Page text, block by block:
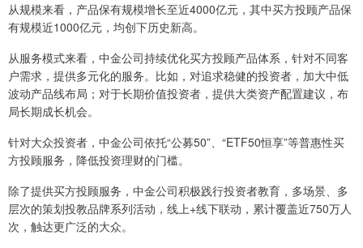
从规模来看，产品保有规模增长至近4000亿元，其中买方投顾产品保
有规模近1000亿元，均创下历史新高。
从服务模式来看，中金公司持续优化买方投顾产品体系，针对不同客
户需求，提供多元化的服务。比如，对追求稳健的投资者，加大中低
波动产品线布局；对于长期价值投资者，提供大类资产配置建议，布
局长期成长机会。
针对大众投资者，中金公司依托“公募50”、“ETF50恒享”等普惠性买
方投顾服务，降低投资理财的门槛。
除了提供买方投顾服务，中金公司积极践行投资者教育，多场景、多
层次的策划投教品牌系列活动，线上+线下联动，累计覆盖近750万人
次，触达更广泛的大众。